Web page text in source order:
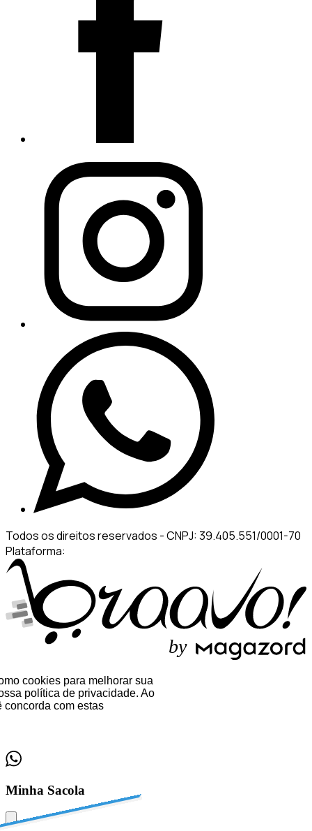
Todos os direitos reservados -CNPJ: 39.405.551/0001-70
Plataforma:
by
cookies para melhorar sua
política de privacidade. Ao
concorda com estas
Minha Sacola